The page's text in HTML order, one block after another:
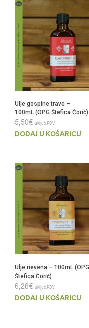
Ulje gospine trave –
100mL (OPG Štefica Ćorić)
5,50€ uključ.PDV
DODAJ U KOŠARICU
Ulje nevena – 100mL (OPG
Štefica Ćorić)
6,26€ uključ.PDV
DODAJ U KOŠARICU